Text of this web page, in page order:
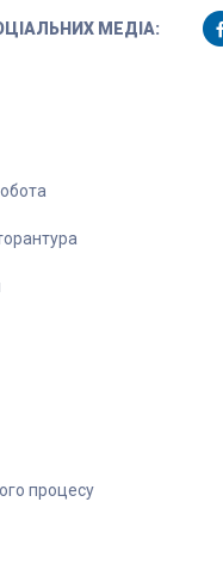
МЕДІА:
процесу